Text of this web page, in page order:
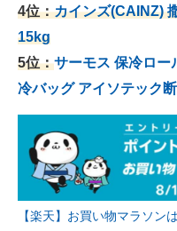
4位：カインズ(CAINZ)
15kg
5位：サーモス 保冷ロー
冷バッグ アイソテック
【楽天】お買い物マラソン